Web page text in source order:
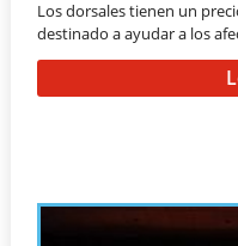
Los dorsales tienen un
destinado a ayudar a los